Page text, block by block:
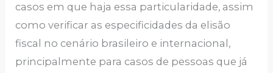
casos em que haja essa particularidade, assim
como verificar as especificidades da elisão
fiscal no cenário brasileiro e internacional,
principalmente para casos de pessoas que já